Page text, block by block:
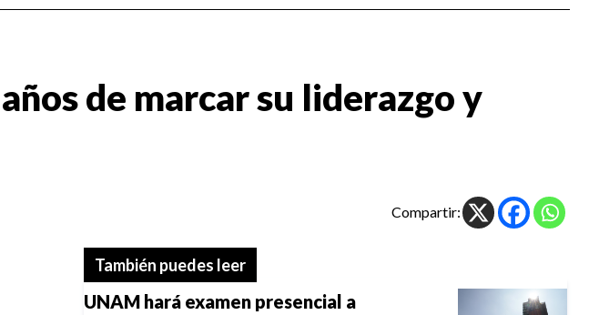
de marcar su liderazgo y
Compartir:
También puedes leer
UNAM hará examen presencial a